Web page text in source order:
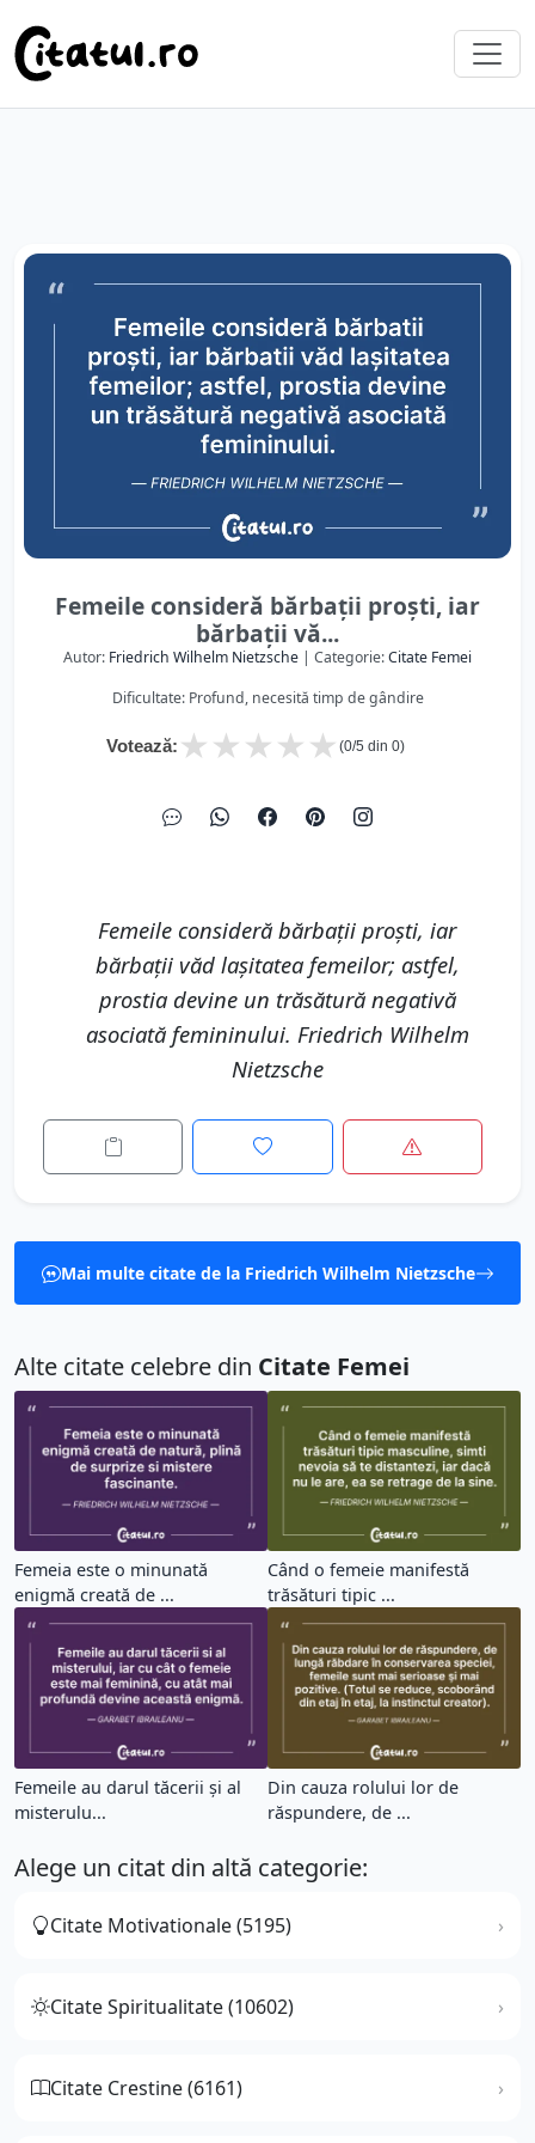
Femeile consideră bărbații proști, iar
bărbații vă...
Autor: Friedrich Wilhelm Nietzsche | Categorie:Citate Femei
Dificultate: Profund, necesită timp de gândire
Votează: ★
★
★
★
★ (0/5 din 0)
Femeile consideră bărbații proști, iar
bărbații văd lașitatea femeilor; astfel,
prostia devine un trăsătură negativă
asociată femininului. Friedrich Wilhelm
Nietzsche
Mai multe citate de la Friedrich Wilhelm Nietzsche
Alte citate celebre din Citate Femei
Femeia este o minunată
enigmă creată de ...
Când o femeie manifestă
trăsături tipic ...
Femeile au darul tăcerii și al
misterulu...
Din cauza rolului lor de
răspundere, de ...
Alege un citat din altă categorie:
Citate Motivationale (5195)
Citate Spiritualitate (10602)
Citate Crestine (6161)